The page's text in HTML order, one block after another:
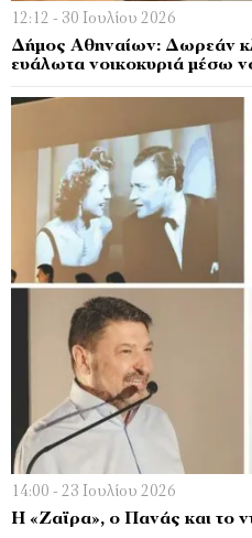
12:12 - 30 Ιουλίου 2026
Δήμος Αθηναίων: Δωρεάν
ευάλωτα νοικοκυριά μέσω
14:00 - 23 Ιουλίου 2026
Η «Zαϊρα», ο Πανάς και το